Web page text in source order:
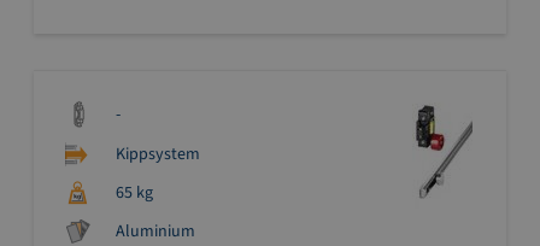
-
Kippsystem
65 kg
Aluminium